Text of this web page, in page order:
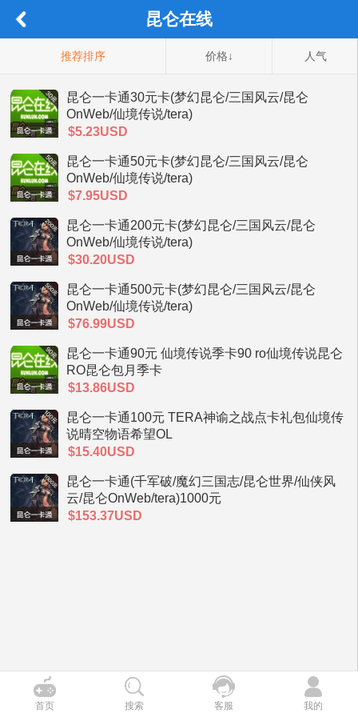
昆仑在线
推荐排序 价格↓ 人气
昆仑一卡通30元卡(梦幻昆仑/三国风云/昆仑
OnWeb/仙境传说/tera)
$5.23USD
昆仑一卡通50元卡(梦幻昆仑/三国风云/昆仑
OnWeb/仙境传说/tera)
$7.95USD
昆仑一卡通200元卡(梦幻昆仑/三国风云/昆仑
OnWeb/仙境传说/tera)
$30.20USD
昆仑一卡通500元卡(梦幻昆仑/三国风云/昆仑
OnWeb/仙境传说/tera)
$76.99USD
昆仑一卡通90元 仙境传说季卡90 ro仙境传说昆仑
RO昆仑包月季卡
$13.86USD
昆仑一卡通100元 TERA神谕之战点卡礼包仙境传
说晴空物语希望OL
$15.40USD
昆仑一卡通(千军破/魔幻三国志/昆仑世界/仙侠风
云/昆仑OnWeb/tera)1000元
$153.37USD
首页 搜索 客服 我的